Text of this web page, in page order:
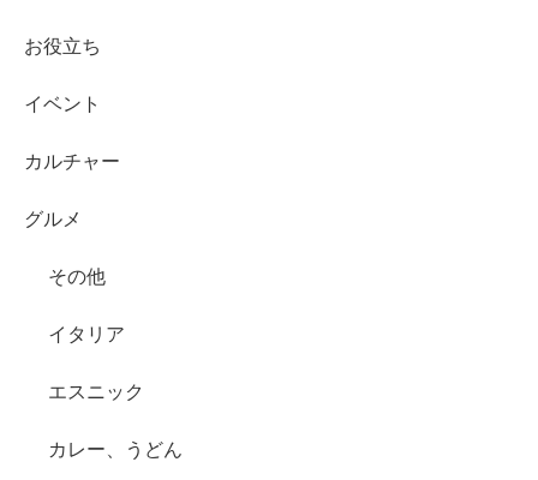
お役立ち
イベント
カルチャー
グルメ
その他
イタリア
エスニック
カレー、うどん